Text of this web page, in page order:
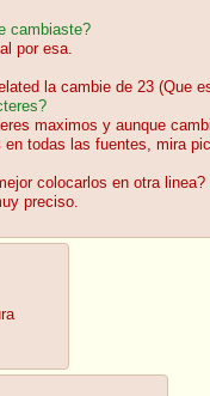
cambiaste?
por esa.
la cambie de 23 (Que
maximos y aunque
todas las fuentes, mira
colocarlos en otra
preciso.